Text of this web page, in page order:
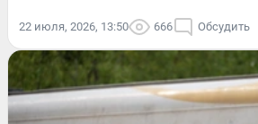
22 июля, 2026, 13:50 666 Обсудить